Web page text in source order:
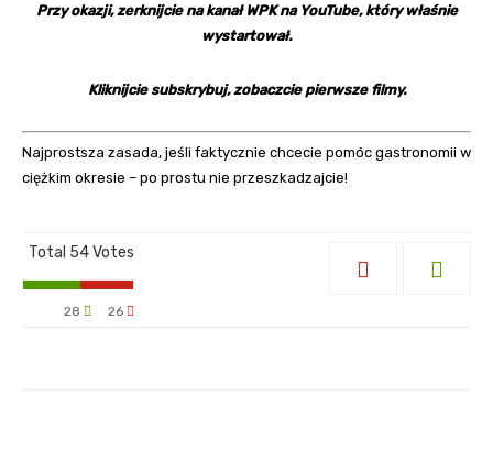
Przy okazji, zerknijcie nakanał WPK na YouTube, który właśnie
wystartował.
Kliknijcie subskrybuj, zobaczcie pierwsze filmy.
Najprostsza zasada, jeśli faktycznie chcecie pomóc gastronomii w
ciężkim okresie – po prostu nie przeszkadzajcie!
Total 54Votes
26
28